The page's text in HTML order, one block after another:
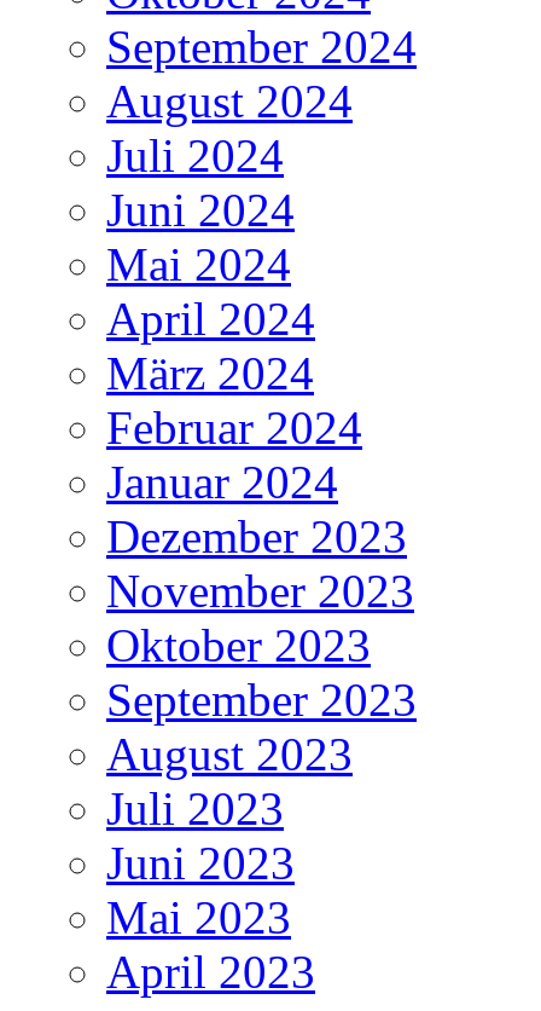
September 2024
August 2024
Juli 2024
Juni 2024
Mai 2024
April 2024
März 2024
Februar 2024
Januar 2024
Dezember 2023
November 2023
Oktober 2023
September 2023
August 2023
Juli 2023
Juni 2023
Mai 2023
April 2023